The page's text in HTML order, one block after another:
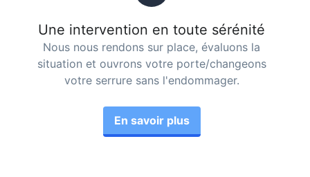
Une intervention en toute sérénité
Nous nous rendons sur place, évaluons la
situation et ouvrons votre porte/changeons
votre serrure sans l'endommager.
En savoir plus